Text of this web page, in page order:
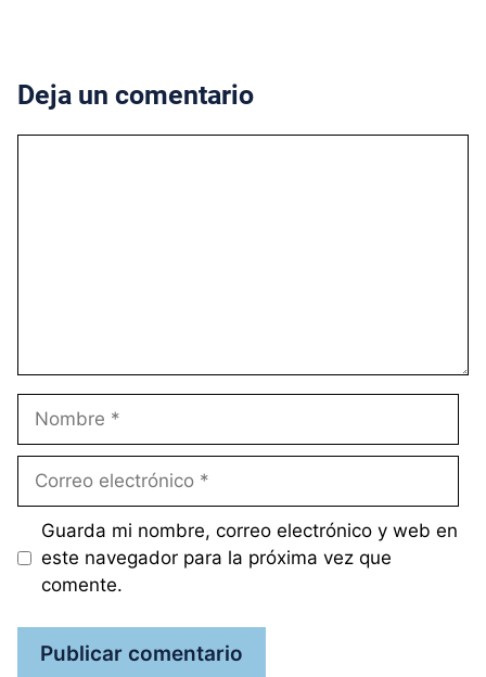
Deja un comentario
Nombre
Correo
Guarda mi nombre, correo electrónico y web en
este navegador para la próxima vez que
comente.